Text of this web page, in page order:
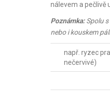
nálevem a pečlivě
Poznámka:Spolu s
nebo i kouskem
např. ryzec
nečervivé)